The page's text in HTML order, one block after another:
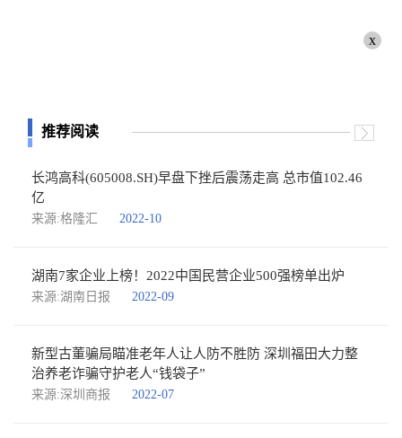
x
推荐阅读
长鸿高科(605008.SH)早盘下挫后震荡走高 总市值102.46
亿
来源:格隆汇 2022-10
湖南7家企业上榜！2022中国民营企业500强榜单出炉
来源:湖南日报 2022-09
新型古董骗局瞄准老年人让人防不胜防 深圳福田大力整
治养老诈骗守护老人“钱袋子”
来源:深圳商报 2022-07